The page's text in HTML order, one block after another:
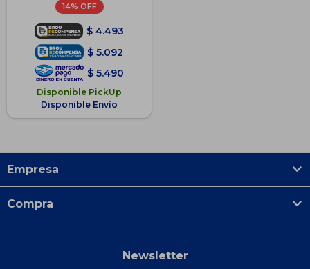
14
$ 4.493
$ 5.092
$ 5.490
Disponible PickUp
Disponible Envío
Empresa
Compra
Newsletter